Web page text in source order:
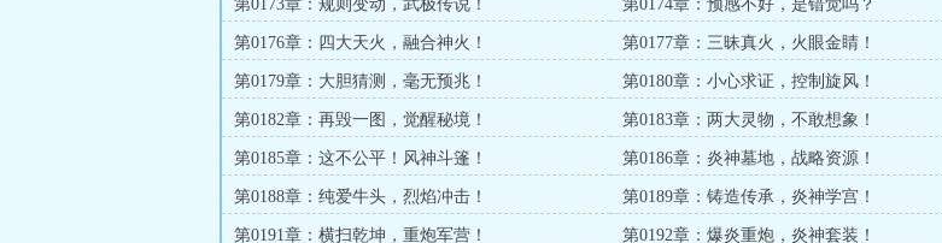
第0173章：规则变动，武极传说！ 第0174章：预感不好，是错觉吗？
第0176章：四大天火，融合神火！ 第0177章：三昧真火，火眼金睛！
第0179章：大胆猜测，毫无预兆！ 第0180章：小心求证，控制旋风！
第0182章：再毁一图，觉醒秘境！ 第0183章：两大灵物，不敢想象！
第0185章：这不公平！风神斗篷！ 第0186章：炎神墓地，战略资源！
第0188章：纯爱牛头，烈焰冲击！ 第0189章：铸造传承，炎神学宫！
第0191章：横扫乾坤，重炮军营！ 第0192章：爆炎重炮，炎神套装！